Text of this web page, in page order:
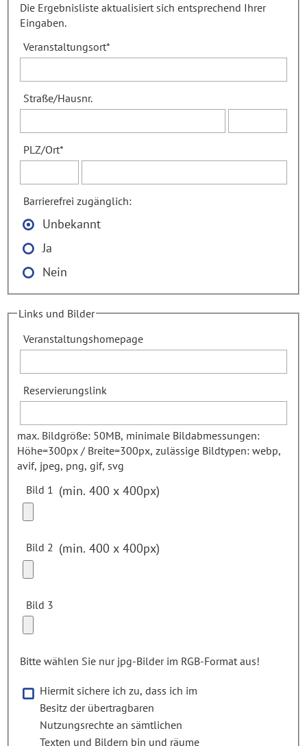
Die Ergebnisliste aktualisiert sich entsprechend Ihrer
Eingaben.
Veranstaltungsort*
Straße/Hausnr.
PLZ/Ort*
Barrierefrei zugänglich:
Unbekannt
Ja
Nein
Links und Bilder
Veranstaltungshomepage
Reservierungslink
max. Bildgröße: 50MB, minimale Bildabmessungen:
Höhe=300px / Breite=300px, zulässige Bildtypen: webp,
avif, jpeg, png, gif, svg
Bild 1
Bild 2
Bild 3
Bitte wählen Sie nur jpg-Bilder im RGB-Format aus!
Hiermit sichere ich zu, dass ich im
Besitz der übertragbaren
Nutzungsrechte an sämtlichen
Texten und Bildern bin und räume